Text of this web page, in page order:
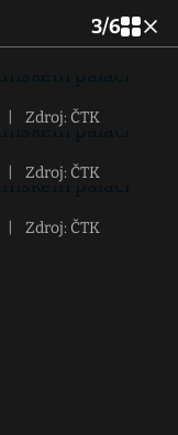
3/6
Zdroj: ČTK
Zdroj: ČTK
Zdroj: ČTK